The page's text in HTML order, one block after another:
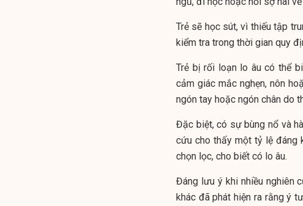
Trẻ sẽ học sút, vì thiếu tập
kiểm tra trong thời gian quy
Trẻ bị rối loạn lo âu có thể
cảm giác mắc nghẹn, nôn
ngón tay hoặc ngón chân do
Đặc biệt, có sự bùng nổ và
cứu cho thấy một tỷ lệ đáng
chọn lọc, cho biết có lo âu.
Đáng lưu ý khi nhiều nghiên
khác đã phát hiện ra rằng ý